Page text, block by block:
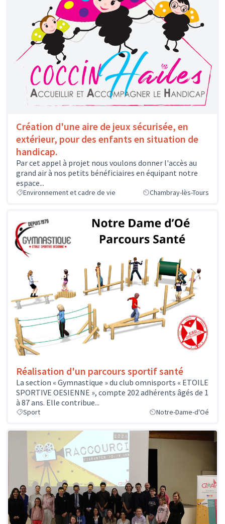
Création d'une aire de jeux sécurisée, en
extérieur, pour des enfants en situation de
handicap.
Par cet appel à projet nous voulons donner l'accès au
grand air à nos petits bénéficiaires en équipant notre
espace...
Environnement et cadre de vie Chambray-lès-Tours
Réalisation d'un parcours sportif santé
La section « Gymnastique » du club omnisports « ETOILE
SPORTIVE OESIENNE », compte 202 adhérents âgés de 1
à 87 ans. Elle contribue...
Sport Notre-Dame-d'Oé